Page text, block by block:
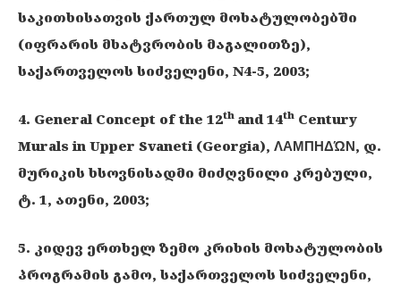
საკითხისათვის ქართულ მოხატულობებში
(იფრარის მხატვრობის მაგალითზე),
საქართველოს სიძველენი, N4-5, 2003;
4. General Concept of the 12th and 14th Century
Murals in Upper Svaneti (Georgia), ΛΑΜΠΗΔΏΝ, დ.
მურიკის ხსოვნისადმი მიძღვნილი კრებული,
ტ. 1, ათენი, 2003;
5. კიდევ ერთხელ ზემო კრიხის მოხატულობის
პროგრამის გამო, საქართველოს სიძველენი,